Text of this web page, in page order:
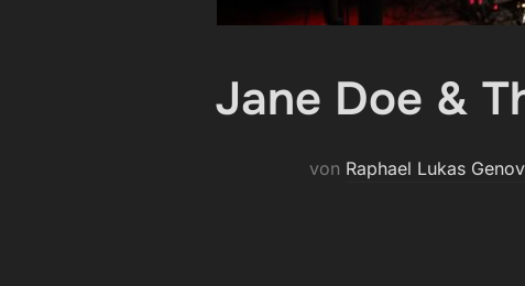
Jane Doe &
von Raphael Lukas